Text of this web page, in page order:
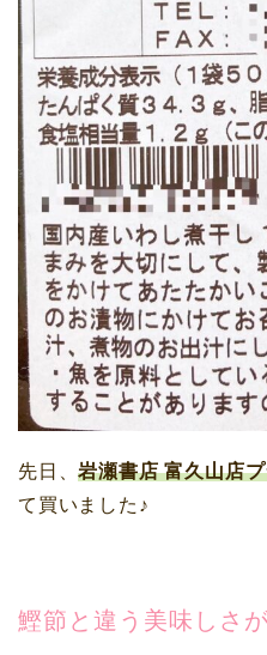
先日、岩瀬書店 富久山店
て買いました♪
鰹節と違う美味しさ